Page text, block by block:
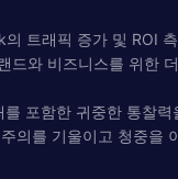
트래픽 증가 및 ROI
드와 비즈니스를 위한
포함한 귀중한 통찰력
의를 기울이고 청중을